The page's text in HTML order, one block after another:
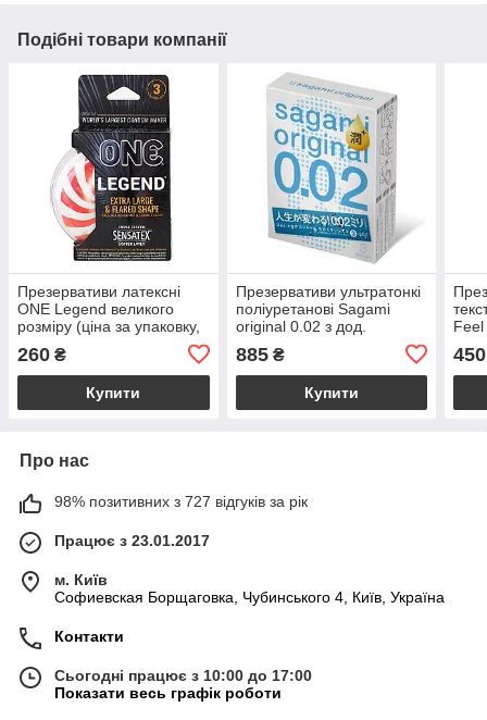
Подібні товари компанії
Презервативи латексні
ONE Legend великого
розміру (ціна за упаковку,
260 ₴
Купити
Презервативи ультратонкі
поліуретанові Sagami
original 0.02 з дод.
упаковку, 3 шт)
885₴
Купити
Feel
450
Про нас
98% позитивних з 727 відгуків за рік
Працює з 23.01.2017
м. Київ
Софиевская Борщаговка, Чубинського 4, Київ, Україна
Контакти
Сьогодні працює з 10:00 до 17:00
Показати весь графік роботи